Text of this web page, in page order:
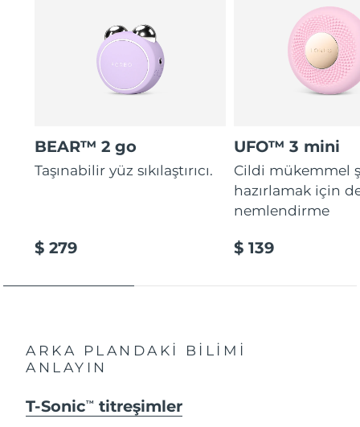
BEAR™ 2 go
Taşınabilir yüz sıkılaştırıcı.
$ 279
UFO™ 3 mini
Cildi mükemmel
hazırlamak için
nemlendirme
$ 139
ARKA PLANDAKİ BİLİMİ
ANLAYIN
T-SonicTM titreşimler